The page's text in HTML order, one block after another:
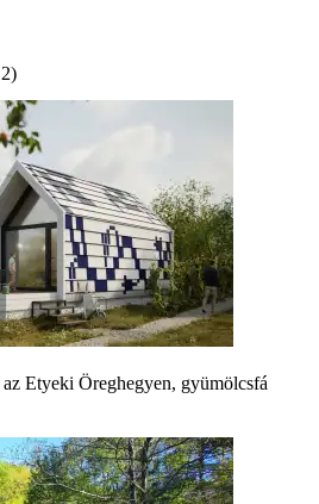
Etyeki Öreghegyen, gyümölcsfá